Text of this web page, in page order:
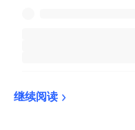
继续阅读